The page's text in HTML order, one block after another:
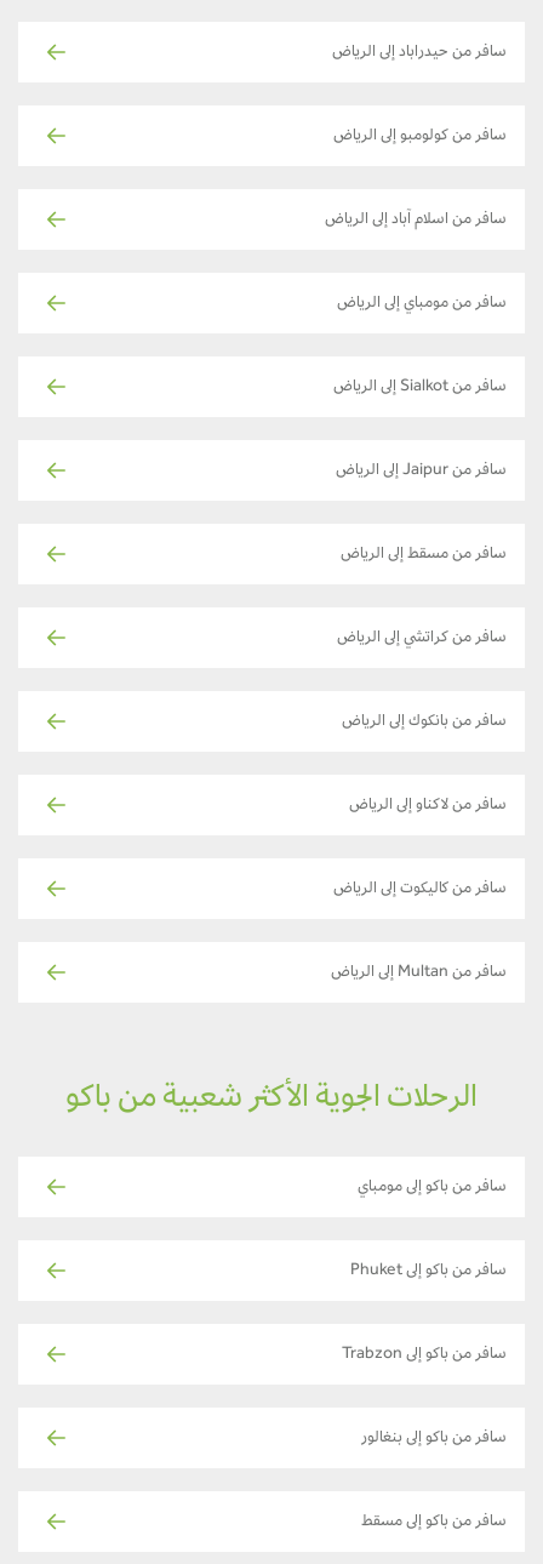
سافر من حيدراباد إلى الرياض
سافر من كولومبو إلى الرياض
سافر من اسلام آباد إلى الرياض
سافر من مومباي إلى الرياض
سافر من Sialkot إلى الرياض
سافر من Jaipur إلى الرياض
سافر من مسقط إلى الرياض
سافر من كراتشي إلى الرياض
سافر من بانكوك إلى الرياض
سافر من لاكناو إلى الرياض
سافر من كاليكوت إلى الرياض
سافر من Multan إلى الرياض
الرحلات الجوية الأكثر شعبية من باكو
سافر من باكو إلى مومباي
سافر من باكو إلى Phuket
سافر من باكو إلى Trabzon
سافر من باكو إلى بنغالور
سافر من باكو إلى مسقط